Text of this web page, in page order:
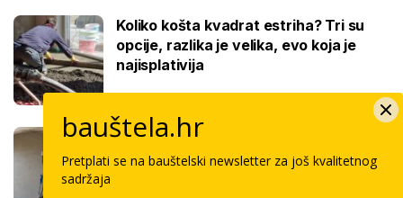
Koliko košta kvadrat estriha? Tri su
opcije, razlika je velika, evo koja je
najisplativija
Robotski stroj za žbukanje: Za 8 sati
odradi i do 400 kvadrata, a prate ga
bauštela.hr
Pretplati se na bauštelski newsletter za još kvalitetnog
sadržaja